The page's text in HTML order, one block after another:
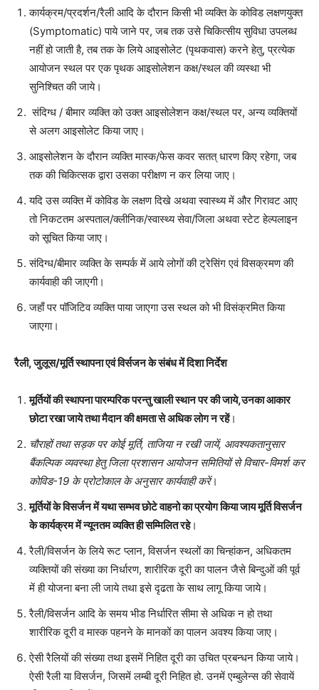
कार्यक्रम/प्रदर्शन/रैली आदि के दौरान किसी भी व्यक्ति के कोविड लक्षणयुक्त
(Symptomatic) पाये जाने पर, जब तक उसे चिकित्सीय सुविधा उपलब्ध
नहीं हो जाती है, तब तक के लिये आइसोलेट (पृथकवास) करने हेतु, प्रत्येक
आयोजन स्थल पर एक पृथक आइसोलेशन कक्ष/स्थल की व्यस्था भी
सुनिश्चित की जाये।
संदिग्ध / बीमार व्यक्ति को उक्त आइसोलेशन कक्ष/स्थल पर, अन्य व्यक्तियों
से अलग आइसोलेट किया जाए।
आइसोलेशन के दौरान व्यक्ति मास्क/फेस कवर सतत् धारण किए रहेगा, जब
तक की चिकित्सक द्वारा उसका परीक्षण न कर लिया जाए।
यदि उस व्यक्ति में कोविड के लक्षण दिखे अथवा स्वास्थ्य में और गिरावट आए
तो निकटतम अस्पताल/क्लीनिक/स्वास्थ्य सेवा/जिला अथवा स्टेट हेल्पलाइन
को सूचित किया जाए।
संदिग्ध/बीमार व्यक्ति के सम्पर्क में आये लोगों की ट्रेसिंग एवं विसक्रमण की
कार्यवाही की जाएगी।
जहाँ पर पॉजिटिव व्यक्ति पाया जाएगा उस स्थल को भी विसंक्रमित किया
जाएगा।
रैली, जुलूस/मूर्ति स्थापना एवं विर्सजन के संबंध में दिशा निर्देश
मूर्तियों की स्थापना पारम्परिक परन्तु खाली स्थान पर की जाये,उनका आकार
छोटा रखा जाये तथा मैदान की क्षमता से अधिक लोग न रहें।
चौराहों तथा सड़क पर कोई मूर्ति, ताजिया न रखी जायें, आवश्यकतानुसार
बैंकल्पिक व्यवस्था हेतु जिला प्रशासन आयोजन समितियों से विचार-विमर्श कर
कोविड-19 के प्रोटोकाल के अनुसार कार्यवाही करें।
मूर्तियों के विसर्जन में यथा सम्भव छोटे वाहनो का प्रयोग किया जाय मूर्ति विसर्जन
के कार्यक्रम में न्यूनतम व्यक्ति ही सम्मिलित रहे।
रैली/विसर्जन के लिये रूट प्लान, विसर्जन स्थलों का चिन्हांकन, अधिकतम
व्यक्तियों की संख्या का निर्धारण, शारीरिक दूरी का पालन जैसे बिन्दुओं की पूर्व
में ही योजना बना ली जाये तथा इसे दृढता के साथ लागू किया जाये।
रैली/विसर्जन आदि के समय भीड निर्धारित सीमा से अधिक न हो तथा
शारीरिक दूरी व मास्क पहनने के मानकों का पालन अवश्य किया जाए।
ऐसी रैलियों की संख्या तथा इसमें निहित दूरी का उचित प्रबन्धन किया जाये।
ऐसी रैली या विसर्जन, जिसमें लम्बी दूरी निहित हो. उनमें एम्बुलेन्स की सेवायें